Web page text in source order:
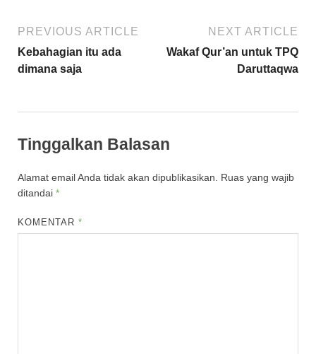
PREVIOUS ARTICLE
Kebahagian itu ada
dimana saja
NEXT ARTICLE
Wakaf Qur’an untuk TPQ
Daruttaqwa
Tinggalkan Balasan
Alamat email Anda tidak akan dipublikasikan.
Ruas yang wajib
ditandai *
KOMENTAR*